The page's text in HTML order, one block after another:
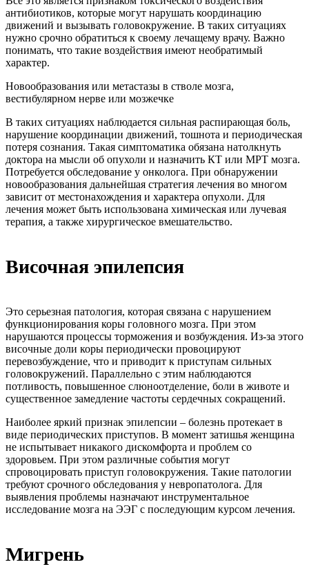
антибиотиков, которые могут нарушать координацию
движений и вызывать головокружение. В таких ситуациях
нужно срочно обратиться к своему лечащему врачу. Важно
понимать, что такие воздействия имеют необратимый
характер.
Новообразования или метастазы в стволе мозга,
вестибулярном нерве или мозжечке
В таких ситуациях наблюдается сильная распирающая боль,
нарушение координации движений, тошнота и периодическая
потеря сознания. Такая симптоматика обязана натолкнуть
доктора на мысли об опухоли и назначить КТ или МРТ мозга.
Потребуется обследование у онколога. При обнаружении
новообразования дальнейшая стратегия лечения во многом
зависит от местонахождения и характера опухоли. Для
лечения может быть использована химическая или лучевая
терапия, а также хирургическое вмешательство.
Височная эпилепсия
Это серьезная патология, которая связана с нарушением
функционирования коры головного мозга. При этом
нарушаются процессы торможения и возбуждения. Из-за этого
височные доли коры периодически провоцируют
перевозбуждение, что и приводит к приступам сильных
головокружений. Параллельно с этим наблюдаются
потливость, повышенное слюноотделение, боли в животе и
существенное замедление частоты сердечных сокращений.
Наиболее яркий признак эпилепсии – болезнь протекает в
виде периодических приступов. В момент затишья женщина
не испытывает никакого дискомфорта и проблем со
здоровьем. При этом различные события могут
спровоцировать приступ головокружения. Такие патологии
требуют срочного обследования у невропатолога. Для
выявления проблемы назначают инструментальное
исследование мозга на ЭЭГ с последующим курсом лечения.
Мигрень